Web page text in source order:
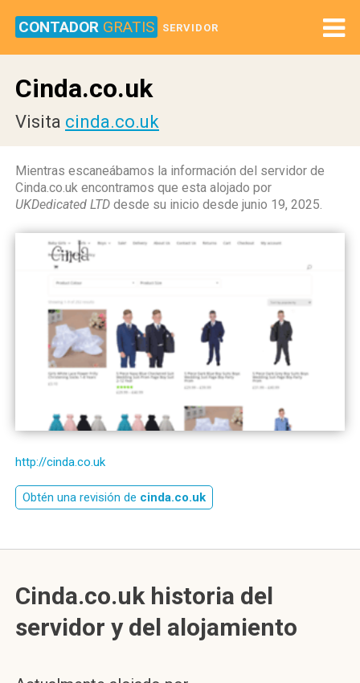
CONTADOR GRATIS SERVIDOR
Cinda.co.uk
Visita cinda.co.uk
Mientras escaneábamos la información del servidor de
Cinda.co.uk encontramos que esta alojado por
UKDedicated LTD desde su inicio desde junio 19, 2025.
http://cinda.co.uk
Obtén una revisión de cinda.co.uk
Cinda.co.uk historia del
servidor y del alojamiento